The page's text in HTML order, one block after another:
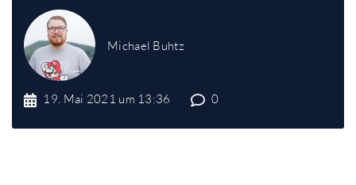
Michael Buhtz
19. Mai 2021 um 13:36 0